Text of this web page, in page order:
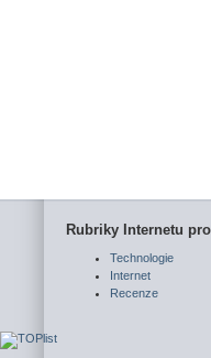
Rubriky Internetu
Technologie
Internet
Recenze